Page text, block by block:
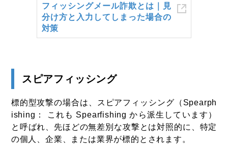
フィッシングメール詐欺とは｜見
分け方と入力してしまった場合の
対策
スピアフィッシング
標的型攻撃の場合は、スピアフィッシング（Spearph
ishing： これも Spearfishing から派生しています）
と呼ばれ、先ほどの無差別な攻撃とは対照的に、特定
の個人、企業、または業界が標的とされます。